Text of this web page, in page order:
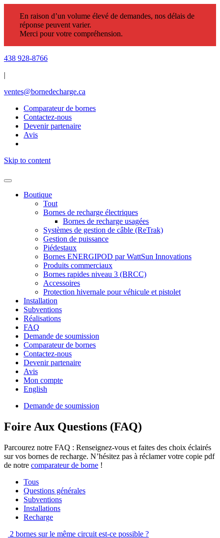
En raison d’un volume élevé de demandes, nos délais de
réponse peuvent varier.
Merci pour votre compréhension.
438 928-8766
|
ventes@bornedecharge.ca
Comparateur de bornes
Contactez-nous
Devenir partenaire
Avis
Skip to content
Boutique
Tout
Bornes de recharge électriques
Bornes de recharge usagées
Systèmes de gestion de câble (ReTrak)
Gestion de puissance
Piédestaux
Bornes ENERGIPOD par WattSun Innovations
Produits commerciaux
Bornes rapides niveau 3 (BRCC)
Accessoires
Protection hivernale pour véhicule et pistolet
Installation
Subventions
Réalisations
FAQ
Demande de soumission
Comparateur de bornes
Contactez-nous
Devenir partenaire
Avis
Mon compte
English
Demande de soumission
Foire Aux Questions (FAQ)
Parcourez notre FAQ : Renseignez-vous et faites des choix éclairés
sur vos bornes de recharge. N’hésitez pas à réclamer votre copie pdf
de notre comparateur de borne !
Tous
Questions générales
Subventions
Installations
Recharge
2 bornes sur le même circuit est-ce possible ?